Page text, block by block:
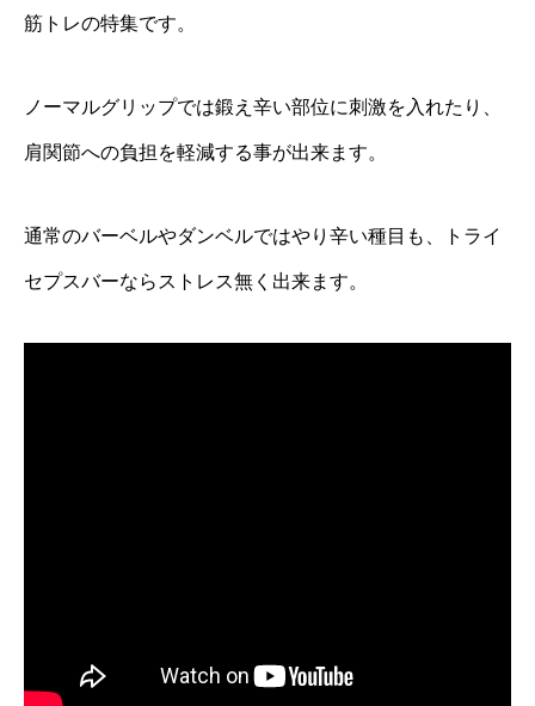
筋トレの特集です。
ノーマルグリップでは鍛え辛い部位に刺激を入れたり、
肩関節への負担を軽減する事が出来ます。
通常のバーベルやダンベルではやり辛い種目も、トライ
セプスバーならストレス無く出来ます。